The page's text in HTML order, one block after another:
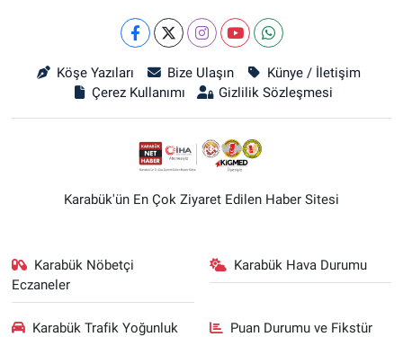
Köşe Yazıları Bize Ulaşın
Künye / İletişim
Çerez Kullanımı
Gizlilik Sözleşmesi
Karabük'ün En Çok Ziyaret Edilen Haber Sitesi
Karabük Nöbetçi
Eczaneler
Karabük Hava Durumu
Karabük Trafik Yoğunluk
Puan Durumu ve Fikstür